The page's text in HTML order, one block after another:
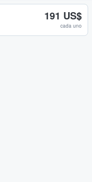
191 US$
cada uno